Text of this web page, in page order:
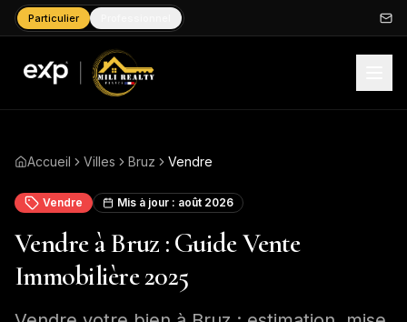
Particulier
Accueil Villes Bruz Vendre
Vendre Mis à jour : août 2026
Vendre à Bruz : Guide Vente
Immobilière 2025